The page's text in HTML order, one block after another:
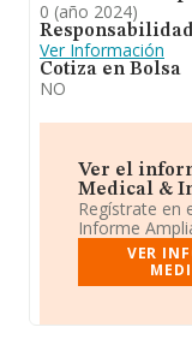
0 (año 2024)
Ver Información
Cotiza en Bolsa
NO
Ver el
Medical &
Regístrate en
Informe
VER